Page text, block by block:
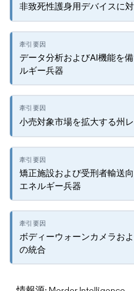
非致死性護身用デバイスに
データ分析およびAI機能を
ルギー兵器
小売対象市場を拡大する州
矯正施設および受刑者輸送
エネルギー兵器
ボディーウォーンカメラお
の統合